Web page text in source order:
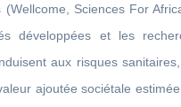
Sciences For
développées et les
aux risques
ajoutée sociétale